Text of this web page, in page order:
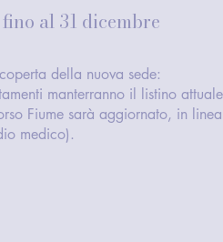
al 31 dicembre
della nuova sede:
manterranno il listino attuale
Fiume sarà aggiornato, in linea
medico).